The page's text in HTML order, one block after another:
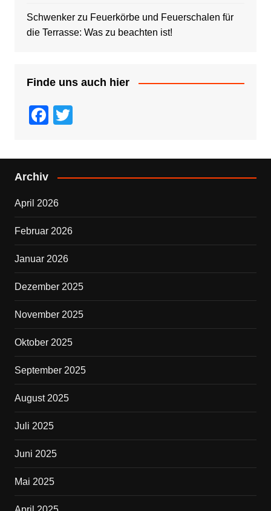
Schwenkerzu Feuerkörbe und Feuerschalen für
die Terrasse: Was zu beachten ist!
Finde uns auch hier
F
c
e
o
o
k
tt
er
Archiv
April 2026
Februar 2026
Januar 2026
Dezember 2025
November 2025
Oktober 2025
September 2025
August 2025
Juli 2025
Juni 2025
Mai 2025